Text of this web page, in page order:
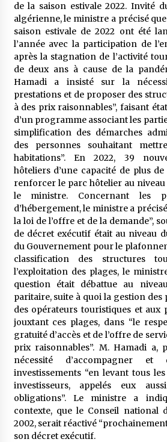
Rencontre nocturne dans le
touareg)
5 ans ago
Un conte targui/
5 ans ago
Tradition orale/ D’où
quoi servent-ils?
5 ans ago
de la saison estivale 2022. Invité
algérienne, le ministre a précisé
saison estivale de 2022 ont été
l’année avec la participation de
après la stagnation de l’activité
de deux ans à cause de la
Hamadi a insisté sur la
prestations et de proposer des
à des prix raisonnables”, faisant
d’un programme associant les
simplification des démarches
des personnes souhaitant
habitations”. En 2022, 39
hôteliers d’une capacité de plus
renforcer le parc hôtelier au
le ministre. Concernant les
d’hébergement, le ministre a
la loi de l’offre et de la demande”,
de décret exécutif était au niveau
du Gouvernement pour le
classification des structures
l’exploitation des plages, le
question était débattue au
paritaire, suite à quoi la gestion des
des opérateurs touristiques et aux
jouxtant ces plages, dans “le
gratuité d’accès et de l’offre de
prix raisonnables”. M. Hamadi a,
nécessité d’accompagner
investissements “en levant tous
investisseurs, appelés eux
obligations”. Le ministre a
contexte, que le Conseil national
2002, serait réactivé
son décret exécutif.